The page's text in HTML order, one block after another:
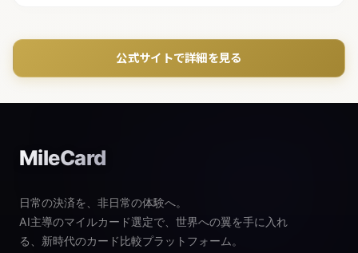
公式サイトで詳細を見る
MileCard
日常の決済を、非日常の体験へ。
AI主導のマイルカード選定で、世界への翼を手に入れ
る、新時代のカード比較プラットフォーム。